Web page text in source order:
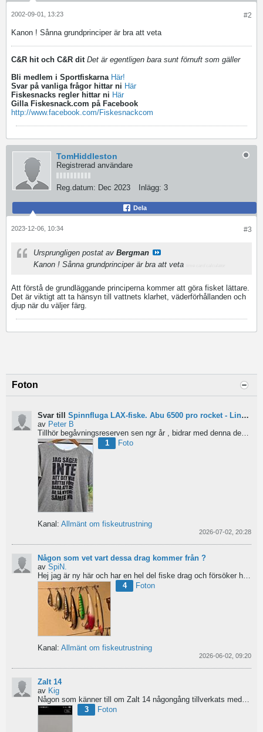
#2
2002-09-01, 13:23
Kanon ! Sånna grundprinciper är bra att veta
C&R hit och C&R dit Det är egentligen bara sunt förnuft som gäller
Bli medlem i Sportfiskarna Här!
Svar på vanliga frågor hittar ni Här
Fiskesnacks regler hittar ni Här
Gilla Fiskesnack.com på Facebook
http://www.facebook.com/Fiskesnackcom
TomHiddleston
Registrerad användare
Reg.datum: Dec 2023 Inlägg: 3
Dela
#3
2023-12-06, 10:34
Ursprungligen postat av Bergman
Kanon ! Sånna grundprinciper är bra att veta
Att förstå de grundläggande principerna kommer att göra fisket lättare.
Det är viktigt att ta hänsyn till vattnets klarhet, väderförhållanden och
djup när du väljer färg.
Foton
Svar till Spinnfluga LAX-fiske. Abu 6500 pro rocket - Lina för kort?
av Peter B
Tillhör begåvningsreserven sen ngr år , bidrar med denna devis.
1
Foto
Kanal: Allmänt om fiskeutrustning
2026-07-02, 20:28
Någon som vet vart dessa drag kommer från ?
av SpiN.
4
Foton
Kanal: Allmänt om fiskeutrustning
2026-06-02, 09:20
Zalt 14
av Kig
Någon som känner till om Zalt 14 någongång tillverkats med fenor?
3
Foton